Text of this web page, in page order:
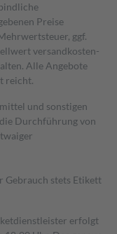
Preise
ggf.
versand­kosten­
Alle Angebote
reicht.
und sonstigen
Durchführung von
Gebrauch stets Etikett
erfolgt